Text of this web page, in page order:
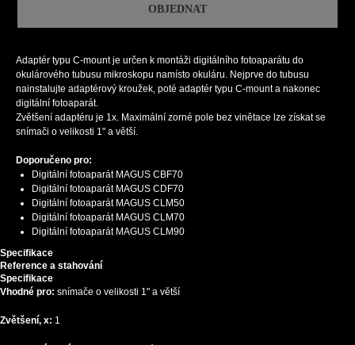
OBJEDNAT
Adaptér typu C-mount je určen k montáži digitálního fotoaparátu do
okulárového tubusu mikroskopu namísto okuláru. Nejprve do tubusu
nainstalujte adaptérový kroužek, poté adaptér typu C-mount a nakonec
digitální fotoaparát.
Zvětšení adaptéru je 1x. Maximální zorné pole bez vinětace lze získat se
snímači o velikosti 1" a větší.
Doporučeno pro:
Digitální fotoaparát MAGUS CBF70
Digitální fotoaparát MAGUS CDF70
Digitální fotoaparát MAGUS CLM50
Digitální fotoaparát MAGUS CLM70
Digitální fotoaparát MAGUS CLM90
Specifikace
Reference a stahování
Specifikace
Vhodné pro: snímače o velikosti 1" a větší
Zvětšení, x: 1